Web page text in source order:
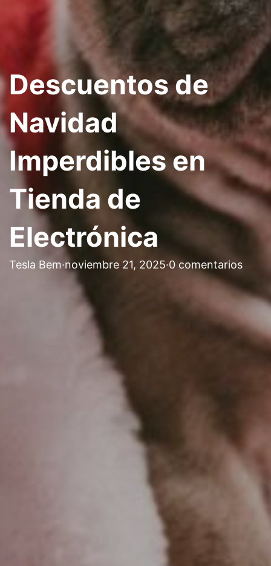
Descuentos de
Navidad
Imperdibles en
Tienda de
Electrónica
Tesla Bem·noviembre 21, 2025·0 comentarios